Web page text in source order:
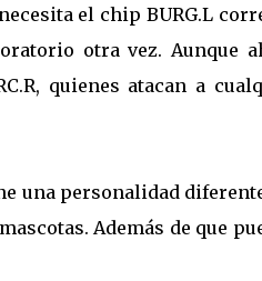
el chip BURG.L
otra vez. Aunque
quienes atacan a
una personalidad
Además de que